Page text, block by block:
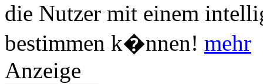
die Nutzer mit einem
bestimmen k�nnen! mehr
Anzeige